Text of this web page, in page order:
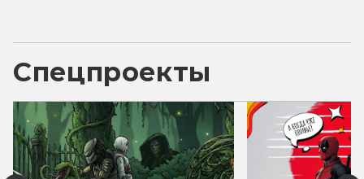
Спецпроекты